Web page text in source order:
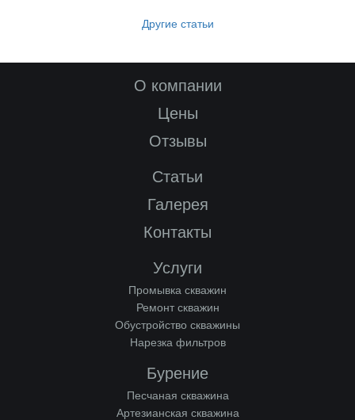
Другие статьи
О компании
Цены
Отзывы
Статьи
Галерея
Контакты
Услуги
Промывка скважин
Ремонт скважин
Обустройство скважины
Нарезка фильтров
Бурение
Песчаная скважина
Артезианская скважина